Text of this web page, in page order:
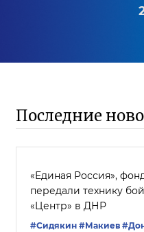
Последние
«Единая Россия»,
передали технику
«Центр» в ДНР
#Сидякин #Макиев